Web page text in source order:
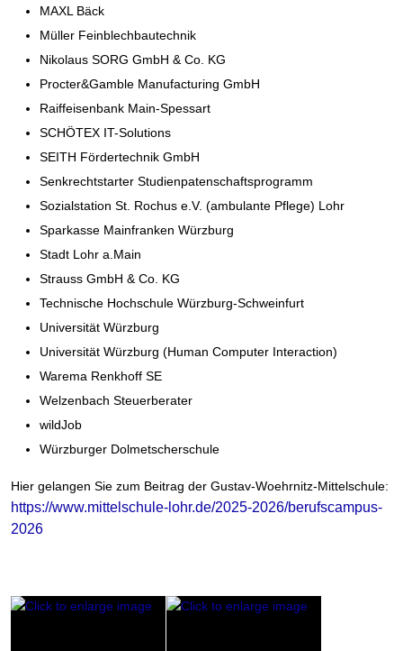
MAXL Bäck
Müller Feinblechbautechnik
Nikolaus SORG GmbH & Co. KG
Procter&Gamble Manufacturing GmbH
Raiffeisenbank Main-Spessart
SCHÖTEX IT-Solutions
SEITH Fördertechnik GmbH
Senkrechtstarter Studienpatenschaftsprogramm
Sozialstation St. Rochus e.V. (ambulante Pflege) Lohr
Sparkasse Mainfranken Würzburg
Stadt Lohr a.Main
Strauss GmbH & Co. KG
Technische Hochschule Würzburg-Schweinfurt
Universität Würzburg
Universität Würzburg (Human Computer Interaction)
Warema Renkhoff SE
Welzenbach Steuerberater
wildJob
Würzburger Dolmetscherschule
Hier gelangen Sie zum Beitrag der Gustav-Woehrnitz-Mittelschule:
https://www.mittelschule-lohr.de/2025-2026/berufscampus-
2026